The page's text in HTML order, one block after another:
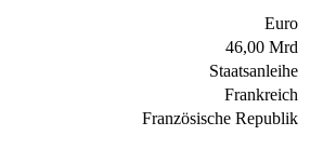
Euro
46,00 Mrd
Staatsanleihe
Frankreich
Französische Republik